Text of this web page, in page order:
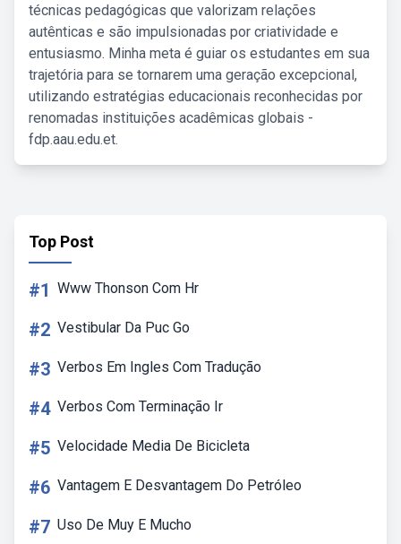
técnicas pedagógicas que valorizam relações
autênticas e são impulsionadas por criatividade e
entusiasmo. Minha meta é guiar os estudantes em sua
trajetória para se tornarem uma geração excepcional,
utilizando estratégias educacionais reconhecidas por
renomadas instituições acadêmicas globais -
fdp.aau.edu.et.
Top Post
#1 Www Thonson Com Hr
#2 Vestibular Da Puc Go
#3 Verbos Em Ingles Com Tradução
#4 Verbos Com Terminação Ir
#5 Velocidade Media De Bicicleta
#6 Vantagem E Desvantagem Do Petróleo
#7 Uso De Muy E Mucho